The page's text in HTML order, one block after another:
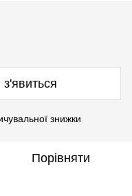
знижки
Порівняти